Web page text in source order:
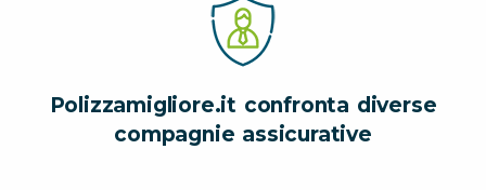
Polizzamigliore.it confronta diverse
compagnie assicurative